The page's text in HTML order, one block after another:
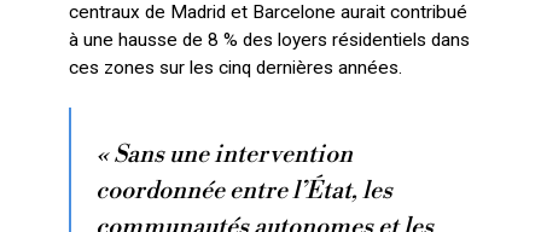
centraux de Madrid et Barcelone aurait contribué
à une hausse de 8 % des loyers résidentiels dans
ces zones sur les cinq dernières années.
« Sans une intervention
coordonnée entre l’État, les